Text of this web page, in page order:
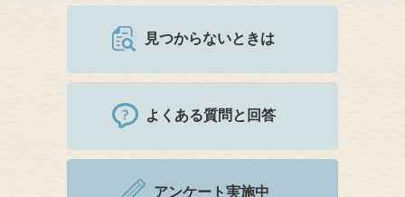
見つからないときは
よくある質問と回答
アンケート実施中